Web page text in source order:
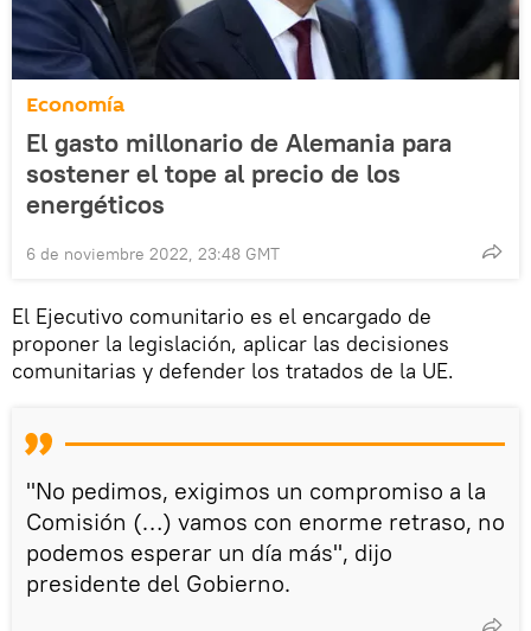
Economía
El gasto millonario de Alemania para
sostener el tope al precio de los
energéticos
6 de noviembre 2022, 23:48 GMT
El Ejecutivo comunitario es el encargado de
proponer la legislación, aplicar las decisiones
comunitarias y defender los tratados de la UE.
"No pedimos, exigimos un compromiso a la
Comisión (…) vamos con enorme retraso, no
podemos esperar un día más", dijo
presidente del Gobierno.